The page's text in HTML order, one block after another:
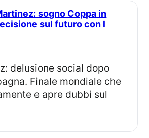
sul futuro con l
Finale mondiale che
e apre dubbi sul